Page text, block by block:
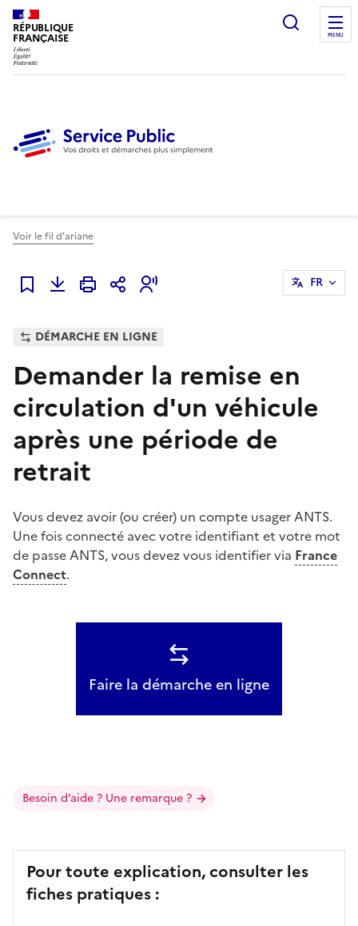
RÉPUBLIQUE
FRANÇAISE
Ouvrir
MENU
Voir le fil d'ariane
Ajouter à mes favoris
FR
DÉMARCHE EN LIGNE
Demander la remise en
circulation d'un véhicule
après une période de
retrait
Vous devez avoir (ou créer) un compte usager ANTS.
Une fois connecté avec votre identifiant et votre mot
de passe ANTS, vous devez vous identifier via France
Connect.
Faire la démarche en ligne
Besoin d’aide ? Une remarque ?
Pour toute explication, consulter les
fiches pratiques :